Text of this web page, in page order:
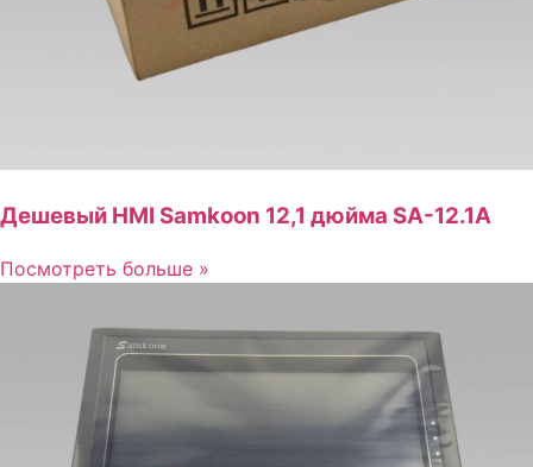
Дешевый HMI Samkoon 12,1 дюйма SA-12.1A
Посмотреть больше »